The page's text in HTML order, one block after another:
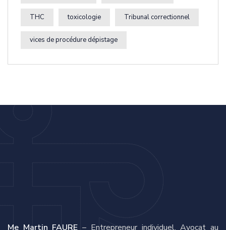
THC toxicologie Tribunal correctionnel
vices de procédure dépistage
Me Martin FAURE – Entrepreneur individuel, Avocat au